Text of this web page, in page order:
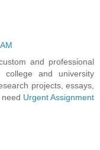
and professional
and university
projects, essays,
Urgent Assignment